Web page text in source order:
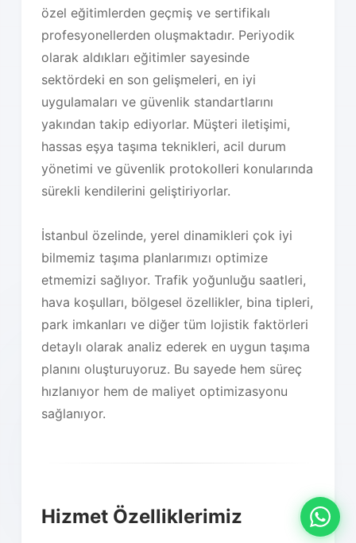
özel eğitimlerden geçmiş ve sertifikalı
profesyonellerden oluşmaktadır. Periyodik
olarak aldıkları eğitimler sayesinde
sektördeki en son gelişmeleri, en iyi
uygulamaları ve güvenlik standartlarını
yakından takip ediyorlar. Müşteri iletişimi,
hassas eşya taşıma teknikleri, acil durum
yönetimi ve güvenlik protokolleri konularında
sürekli kendilerini geliştiriyorlar.
İstanbul özelinde, yerel dinamikleri çok iyi
bilmemiz taşıma planlarımızı optimize
etmemizi sağlıyor. Trafik yoğunluğu saatleri,
hava koşulları, bölgesel özellikler, bina tipleri,
park imkanları ve diğer tüm lojistik faktörleri
detaylı olarak analiz ederek en uygun taşıma
planını oluşturuyoruz. Bu sayede hem süreç
hızlanıyor hem de maliyet optimizasyonu
sağlanıyor.
Hizmet Özelliklerimiz